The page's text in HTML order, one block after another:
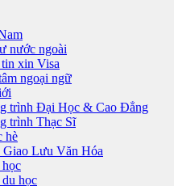
nước ngoài
xin Visa
ngoại ngữ
trình Đại Học & Cao Đẳng
trình Thạc Sĩ
hè
Giao Lưu Văn Hóa
học